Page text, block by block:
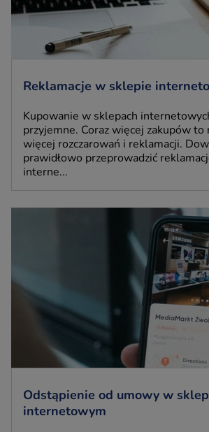
Reklamacje w sklepie
Kupowanie w sklepach
przyjemne. Coraz więcej zakupów to
więcej rozczarowań i reklamacji.
prawidłowo przeprowadzić
interne...
Odstąpienie od umowy w
internetowym